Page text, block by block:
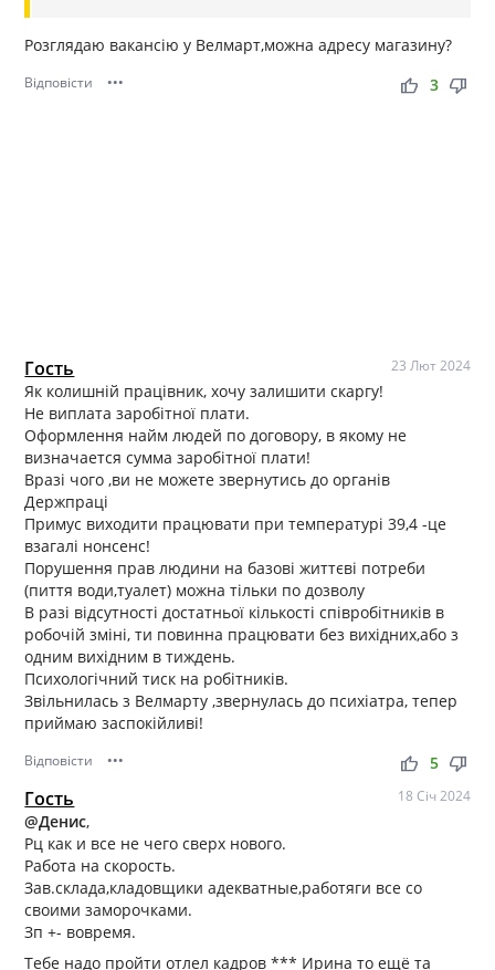
Розглядаю вакансію у Велмарт,можна адресу магазину?
Відповісти ••• thumb_up thumb_down
3
Гость 23 Лют 2024
Як колишній працівник, хочу залишити скаргу!
Не виплата заробітної плати.
Оформлення найм людей по договору, в якому не
визначается сумма заробітної плати!
Вразі чого ,ви не можете звернутись до органів
Держпраці
Примус виходити працювати при температурі 39,4 -це
взагалі нонсенс!
Порушення прав людини на базові життєві потреби
(пиття води,туалет) можна тільки по дозволу
В разі відсутності достатньої кількості співробітників в
робочій зміні, ти повинна працювати без вихідних,або з
одним вихідним в тиждень.
Психологічний тиск на робітників.
Звільнилась з Велмарту ,звернулась до психіатра, тепер
приймаю заспокійливі!
Відповісти ••• thumb_up thumb_down
5
Гость 18 Січ 2024
@Денис,
Рц как и все не чего сверх нового.
Работа на скорость.
Зав.склада,кладовщики адекватные,работяги все со
своими заморочками.
Зп +- вовремя.
Тебе надо пройти отлел кадров *** Ирина то ещё та